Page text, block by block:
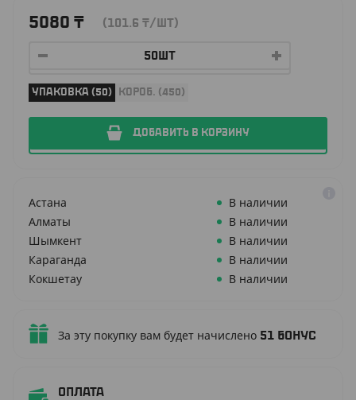
5080 ₸ (101.6 ₸/ШТ)
УПАКОВКА (50) КОРОБ. (450)
ДОБАВИТЬ В КОРЗИНУ
Астана
В наличии
Алматы
В наличии
Шымкент
В наличии
Караганда
В наличии
Кокшетау
В наличии
За эту покупку вам будет начислено 51 бонус
Оплата